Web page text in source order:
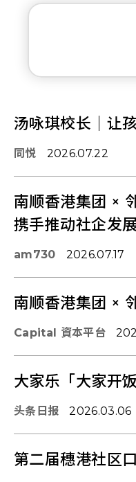
汤咏琪校长｜让
同悦 2026.07.22
南顺香港集团 ×
携手推动社企发
am730 2026.07.17
南顺香港集团 ×
Capital 資本平台
大家乐「大家开
头条日报 2026.03.06
第二届穗港社区